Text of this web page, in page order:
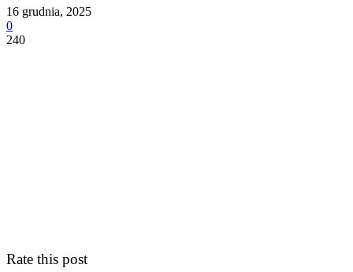
16 grudnia, 2025
0
240
Rate this post